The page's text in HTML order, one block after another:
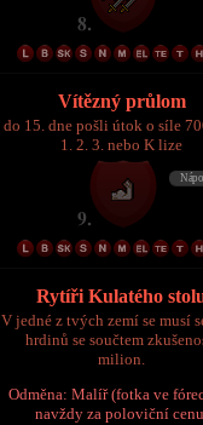
Vítězný průlom
do 15. dne pošli útok o síle
1. 2. 3. nebo K lize
Rytíři Kulatého
V jedné z tvých zemí se musí
hrdinů se součtem
milion.
Odměna: Malíř (fotka ve
navždy za poloviční